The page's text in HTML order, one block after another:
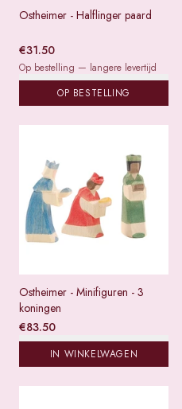
Ostheimer - Halflinger paard
€31.50
Op bestelling — langere levertijd
OP BESTELLING
Ostheimer - Minifiguren - 3
koningen
€83.50
IN WINKELWAGEN